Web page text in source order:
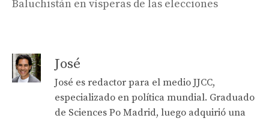
Baluchistán en vísperas de las elecciones
José
José es redactor para el medio JJCC,
especializado en política mundial. Graduado
de Sciences Po Madrid, luego adquirió una